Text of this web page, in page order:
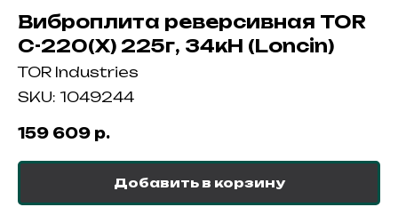
Виброплита реверсивная TOR
C-220(X) 225г, 34кН (Loncin)
TOR Industries
SKU: 1049244
159 609 р.
Добавить в корзину